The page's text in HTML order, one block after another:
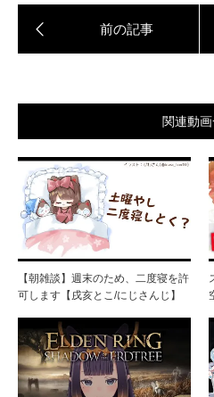
関連動
【朝雑談】週末のため、二度寝を許
可します【戌亥とこ/にじさんじ】